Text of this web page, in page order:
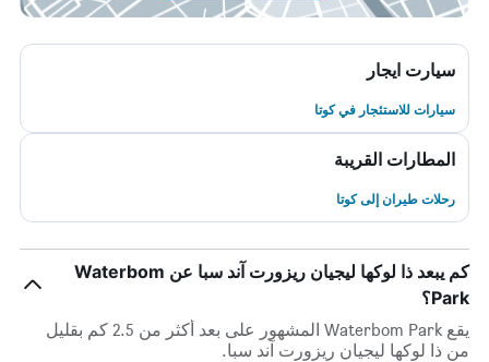
سيارت ايجار
سيارات للاستئجار في كوتا
المطارات القريبة
رحلات طيران إلى كوتا
كم يبعد ذا لوكها ليجيان ريزورت آند سبا عن Waterbom
Park؟
يقع Waterbom Park المشهور على بعد أكثر من 2.5 كم بقليل
من ذا لوكها ليجيان ريزورت آند سبا.